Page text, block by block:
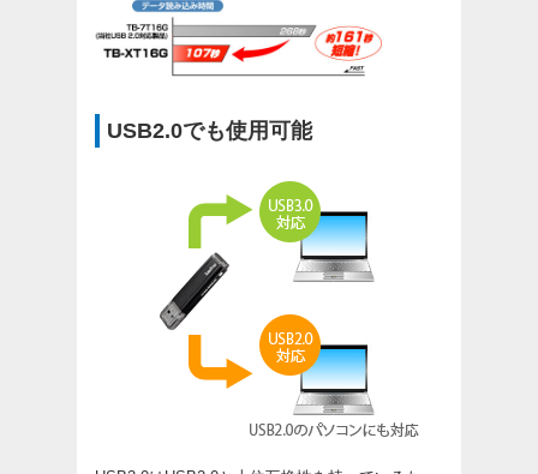
USB2.0でも使用可能